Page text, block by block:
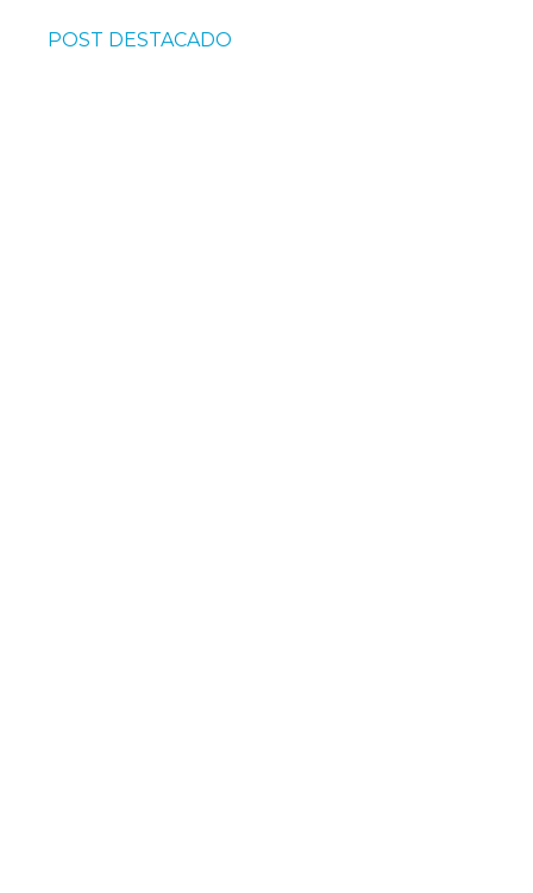
POST DESTACADO